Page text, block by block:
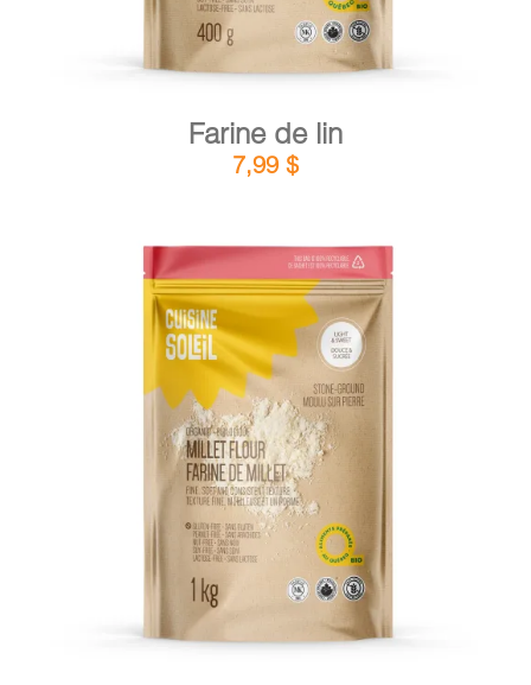
Farine de lin
7,99 $
AJOUTER AU PANIER / DÉTAILS